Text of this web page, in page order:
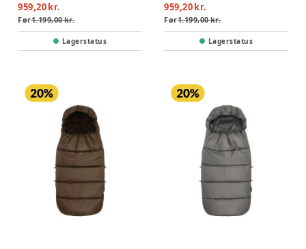
959,20 kr.
Før1.199,00 kr.
Lagerstatus
959,20 kr.
Før1.199,00 kr.
Lagerstatus